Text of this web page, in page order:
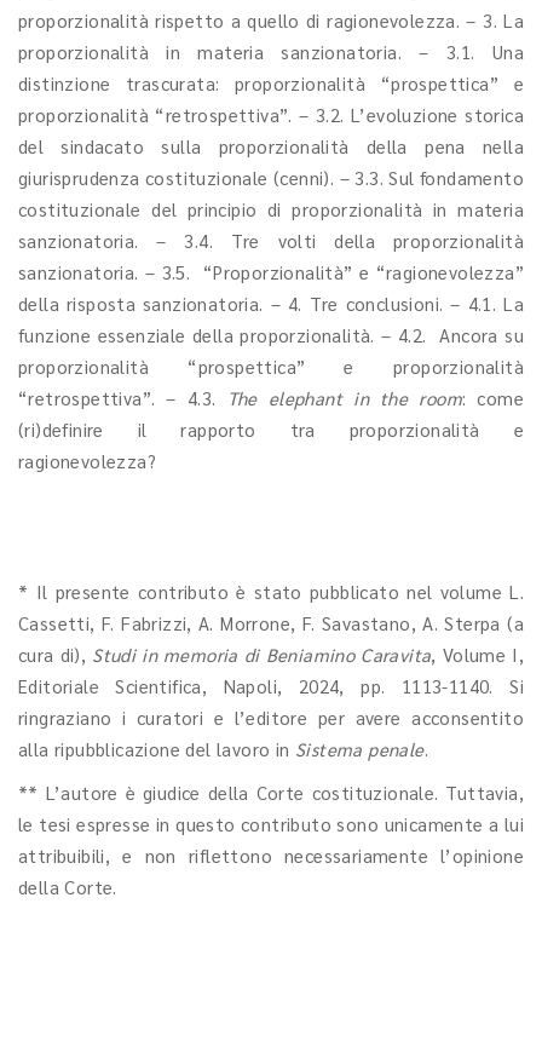
proporzionalità rispetto a quello di ragionevolezza. – 3. La
proporzionalità in materia sanzionatoria. – 3.1. Una
distinzione trascurata: proporzionalità “prospettica” e
proporzionalità “retrospettiva”. – 3.2. L’evoluzione storica
del sindacato sulla proporzionalità della pena nella
giurisprudenza costituzionale (cenni). – 3.3. Sul fondamento
costituzionale del principio di proporzionalità in materia
sanzionatoria. – 3.4. Tre volti della proporzionalità
sanzionatoria. – 3.5. “Proporzionalità” e “ragionevolezza”
della risposta sanzionatoria. – 4. Tre conclusioni. – 4.1. La
funzione essenziale della proporzionalità. – 4.2. Ancora su
proporzionalità “prospettica” e proporzionalità
“retrospettiva”. – 4.3.
The elephant in the room: come
(ri)definire il rapporto tra proporzionalità e
ragionevolezza?
* Il presente contributo è stato pubblicato nel volume L.
Cassetti, F. Fabrizzi, A. Morrone, F. Savastano, A. Sterpa (a
cura di), Studi in memoria di Beniamino Caravita, Volume I,
Editoriale Scientifica, Napoli, 2024, pp. 1113-1140. Si
ringraziano i curatori e l’editore per avere acconsentito
alla ripubblicazione del lavoro in Sistema penale.
** L’autore è giudice della Corte costituzionale. Tuttavia,
le tesi espresse in questo contributo sono unicamente a lui
attribuibili, e non riflettono necessariamente l’opinione
della Corte.